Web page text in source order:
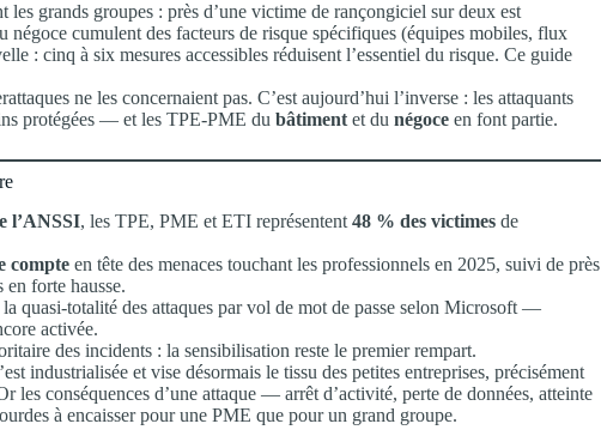
grands groupes : près d’une victime de rançongiciel sur deux est
cumulent des facteurs de risque spécifiques (équipes mobiles, flux
: cinq à six mesures accessibles réduisent l’essentiel du risque. Ce guide
ne les concernaient pas. C’est aujourd’hui l’inverse : les attaquants
protégées — et les TPE-PME du bâtiment et du négoce en font partie.
l’ANSSI, les TPE, PME et ETI représentent 48 % des victimes de
compte en tête des menaces touchant les professionnels en 2025, suivi de près
forte hausse.
quasi-totalité des attaques par vol de mot de passe selon Microsoft —
activée.
des incidents : la sensibilisation reste le premier rempart.
industrialisée et vise désormais le tissu des petites entreprises, précisément
les conséquences d’une attaque — arrêt d’activité, perte de données, atteinte
à encaisser pour une PME que pour un grand groupe.